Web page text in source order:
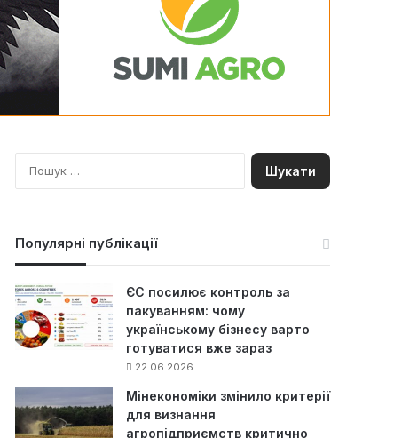
П
о
Популярні публікації
ЄС посилює контроль за
пакуванням: чому
українському бізнесу варто
готуватися вже зараз
22.06.2026
Мінекономіки змінило критерії
для визнання
агропідприємств критично